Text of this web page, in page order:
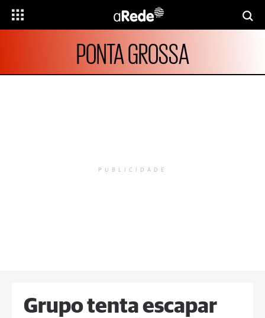
PONTA GROSSA
PUBLICIDADE
Grupo tenta escapar